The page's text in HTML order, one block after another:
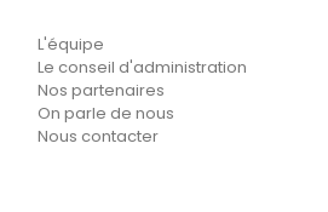
L'équipe
Le conseil d'administration
Nos partenaires
On parle de nous
Nous contacter